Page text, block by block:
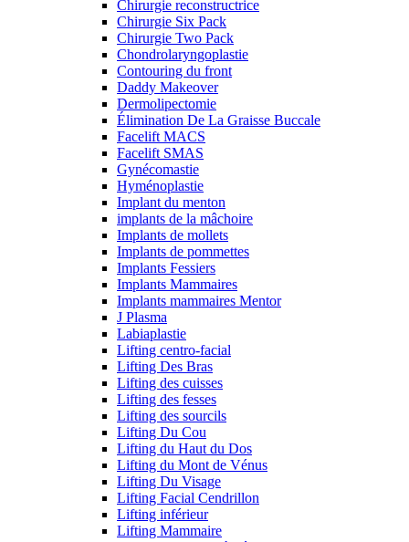
Chirurgie reconstructrice
Chirurgie Six Pack
Chirurgie Two Pack
Chondrolaryngoplastie
Contouring du front
Daddy Makeover
Dermolipectomie
Élimination De La Graisse Buccale
Facelift MACS
Facelift SMAS
Gynécomastie
Hyménoplastie
Implant du menton
implants de la mâchoire
Implants de mollets
Implants de pommettes
Implants Fessiers
Implants Mammaires
Implants mammaires Mentor
J Plasma
Labiaplastie
Lifting centro-facial
Lifting Des Bras
Lifting des cuisses
Lifting des fesses
Lifting des sourcils
Lifting Du Cou
Lifting du Haut du Dos
Lifting du Mont de Vénus
Lifting Du Visage
Lifting Facial Cendrillon
Lifting inférieur
Lifting Mammaire